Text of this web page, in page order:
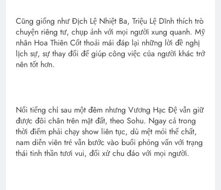
Cũng giống như Địch Lệ Nhiệt Ba, Triệu Lệ Dĩnh thích trò
chuyện riêng tư, chụp ảnh với mọi người xung quanh. Mỹ
nhân Hoa Thiên Cốt thoải mái đáp lại những lời đề nghị
lịch sự, sự thay đổi để giúp công việc của người khác trở
nên tốt hơn.
Nổi tiếng chỉ sau một đêm nhưng Vương Hạc Đệ vẫn giữ
được đôi chân trên mặt đất, theo Sohu. Ngay cả trong
thời điểm phải chạy show liên tục, dù mệt mỏi thể chất,
nam diễn viên trẻ vẫn bước vào buổi phỏng vấn với trạng
thái tinh thần tươi vui, đối xử chu đáo với mọi người.